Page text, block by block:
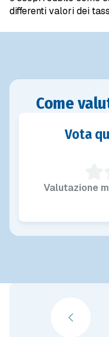
differenti valori dei
Come
Vota
Valutazione